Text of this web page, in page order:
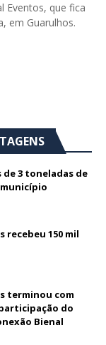
Eventos, que fica
em Guarulhos.
3 toneladas de
recebeu 150 mil
terminou com
do
Bienal